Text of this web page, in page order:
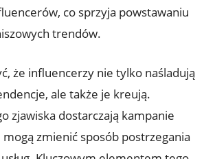
co sprzyja powstawaniu
trendów.
że influencerzy nie tylko naśladują
ale także je kreują.
zjawiska dostarczają kampanie
zmienić sposób postrzegania